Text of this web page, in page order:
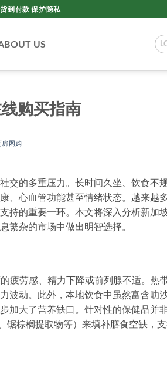
到付款 保护隐私
US
购买指南
房网购
交的多重压力。长时间久坐、饮食不规
、心血管功能甚至情绪状态。越来越
持的重要一环。本文将深入分析新加
繁杂的市场中做出明智选择。
疲劳感、精力下降或前列腺不适。热
波动。此外，本地饮食中虽然富含叻沙
加大了营养缺口。针对性的保健品并
锯棕榈提取物等）来填补膳食空缺，